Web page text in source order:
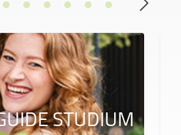
STUDIUM